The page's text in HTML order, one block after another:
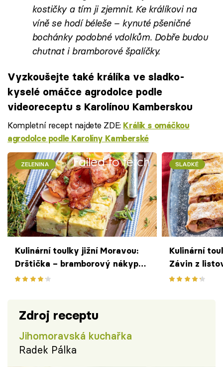
kostičky a tím ji zjemnit. Ke králíkovi na
víně se hodí béleše – kynuté pšeničné
bochánky podobné vdolkům. Dobře budou
chutnat i bramborové špalíčky.
Vyzkoušejte také králíka ve sladko-
kyselé omáčce agrodolce podle
videoreceptu s Karolínou Kamberskou
Kompletní recept najdete ZDE: Králík s omáčkou
agrodolce podle Karolíny Kamberské
Failed to fetch
ZELENINA
Kulinární toulky jižní Moravou:
Drštička – bramborový nákyp
se škvarky
SLADKÉ
Kulinární
Závin z
chřestem a
Zdroj receptu
Jihomoravská kuchařka
Radek Pálka